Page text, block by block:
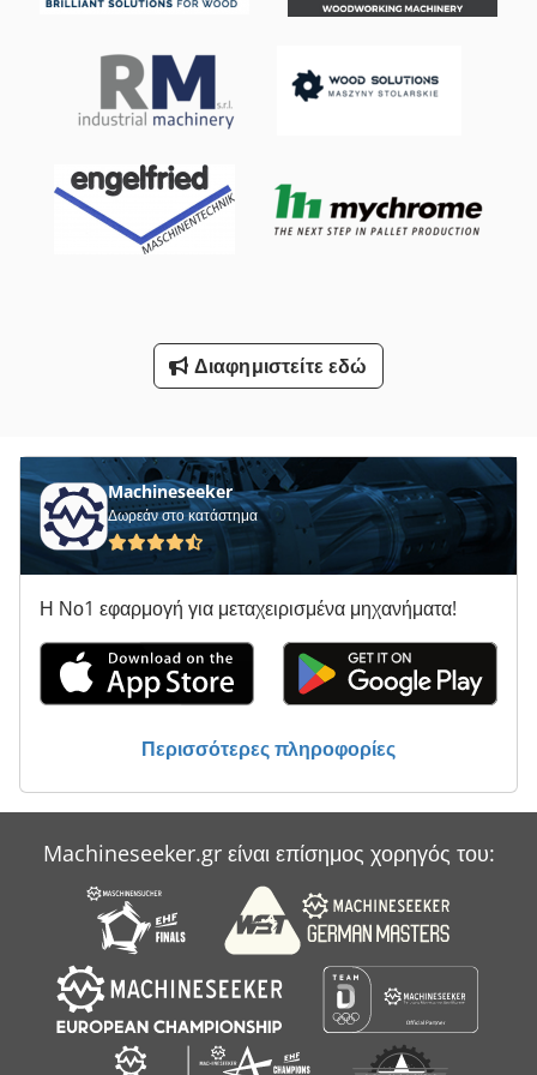
Πένσα Με Σκίσιμο Στο Πλάι
Σέλινα Με Σάλτσα Πλάκα
Στενή-Διάδρομου Φορτηγό
Τησ Ογαπ
Διαφημιστείτε εδώ
Machineseeker
Δωρεάν στο κατάστημα
Η Νο1 εφαρμογή για μεταχειρισμένα μηχανήματα!
Περισσότερες πληροφορίες
Machineseeker.gr είναι επίσημος χορηγός του: